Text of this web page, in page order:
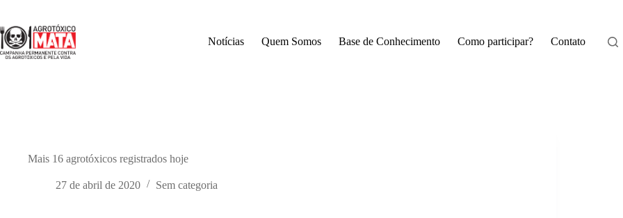
o
conteúdo
Notícias Quem Somos Base de Conhecimento Como participar? Contato
Mais 16 agrotóxicos registrados hoje
27 de abril de 2020 Sem categoria